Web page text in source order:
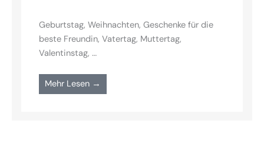
Geburtstag, Weihnachten, Geschenke für die
beste Freundin, Vatertag, Muttertag,
Valentinstag, …
Mehr Lesen →